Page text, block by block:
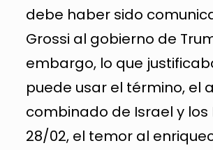
debe haber sido
Grossi al gobierno de
embargo, lo que
puede usar el término, el
combinado de Israel y los
28/02, el temor al